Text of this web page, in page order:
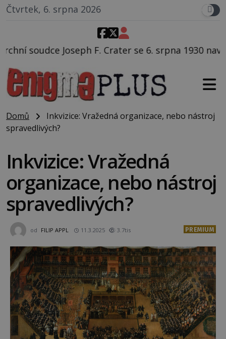
Čtvrtek, 6. srpna 2026
se 6. srpna 1930 navečeří ve své oblíbené
Domů
Inkvizice: Vražedná organizace, nebo nástroj
spravedlivých?
Inkvizice: Vražedná
organizace, nebo nástroj
spravedlivých?
od FILIP APPL 11.3.2025 3.7tis PREMIUM